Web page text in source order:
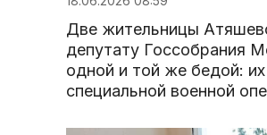
Две жительницы
депутату Госсобрания
одной и той же бедой:
специальной военной